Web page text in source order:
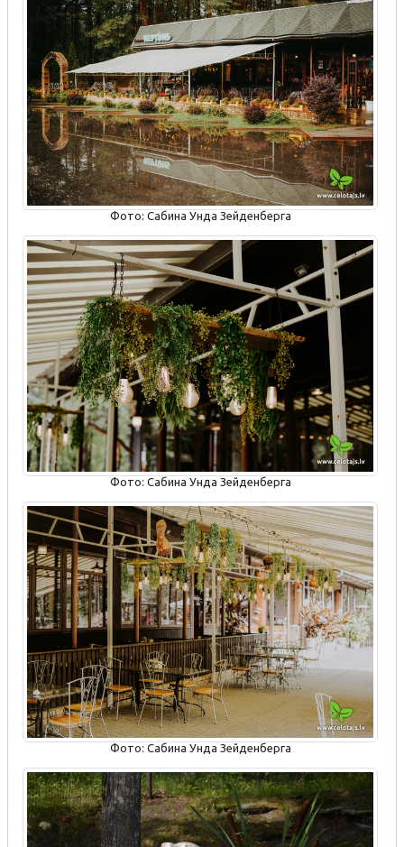
Фото: Сабина Унда Зейденберга
Фото: Сабина Унда Зейденберга
Фото: Сабина Унда Зейденберга